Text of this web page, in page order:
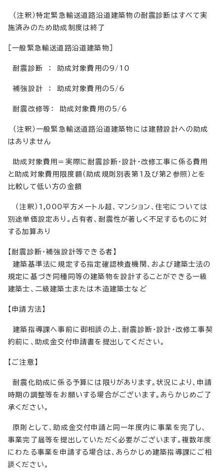
（注釈）特定緊急輸送道路沿道建築物の耐震診断はすべて実
施済みのため助成制度は終了
［一般緊急輸送道路沿道建築物］
耐震診断 ： 助成対象費用の9/10
補強設計 ： 助成対象費用の5/6
耐震改修等： 助成対象費用の5/6
（注釈）一般緊急輸送道路沿道建築物には建替設計への助成
はありません
助成対象費用＝実際に耐震診断・設計・改修工事に係る費用
と助成対象費用限度額（助成規則別表第1及び第2参照）とを
比較して低い方の金額
（注釈）1,000平方メートル超、マンション、住宅については
別途単価設定あり。占有者、耐震性が著しく不足するものに対
する加算あり
【耐震診断・補強設計等できる者】
建築基準法に規定する指定確認検査機関、および建築士法の
規定に基づき同種同等の建築物を設計することができる一級
建築士、二級建築士または木造建築士など
【申請方法】
建築指導課へ事前に御相談の上、耐震診断・設計・改修工事契
約前に、助成金交付申請書を提出してください。
【ご注意】
耐震化助成に係る予算には限りがあります。状況により、申請
時期の調整等をお願いする場合がございます。あらかじめご了
承ください。
原則として、助成金交付申請と同一年度内に事業を完了し、
事業完了届等を提出していただく必要がございます。複数年度
にわたる事業を申請する場合は、あらかじめ建築指導課にご相
談ください。